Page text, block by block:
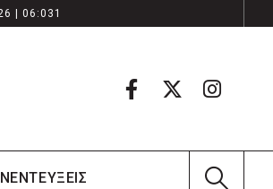
| 06:031